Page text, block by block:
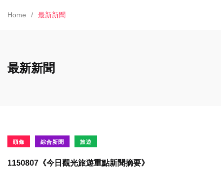
Home 最新新聞
最新新聞
頭條 綜合新聞 旅遊
1150807《今日觀光旅遊重點新聞摘要》